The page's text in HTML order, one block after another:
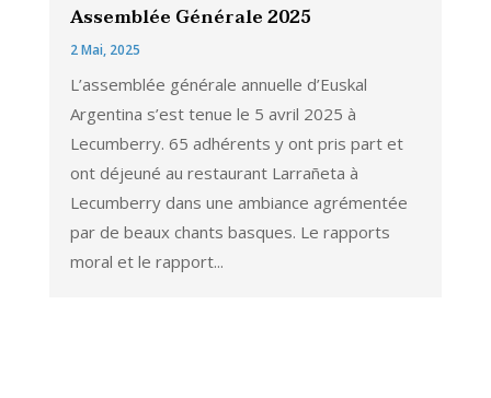
Assemblée Générale 2025
2 Mai, 2025
L’assemblée générale annuelle d’Euskal
Argentina s’est tenue le 5 avril 2025 à
Lecumberry. 65 adhérents y ont pris part et
ont déjeuné au restaurant Larrañeta à
Lecumberry dans une ambiance agrémentée
par de beaux chants basques. Le rapports
moral et le rapport...